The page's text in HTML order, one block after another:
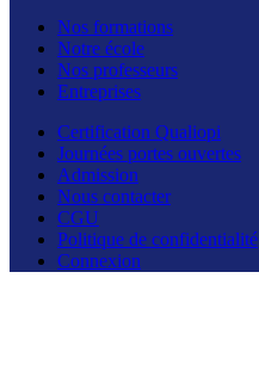
Nos formations
Notre école
Nos professeurs
Entreprises
Certification Qualiopi
Journées portes ouvertes
Admission
Nous contacter
CGU
Politique de confidentialité
Connexion